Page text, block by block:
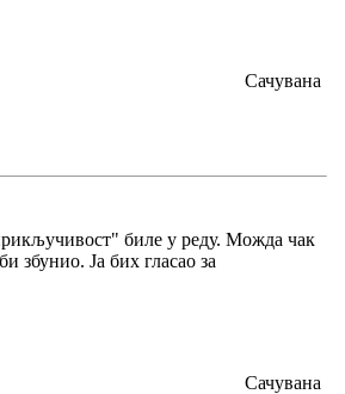
Сачувана
биле у реду. Можда чак
збунио. Ја бих гласао за
Сачувана